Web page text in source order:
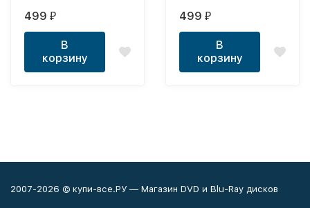
499 ₽
В
корзину
499 ₽
В
корзину
2007-2026 © купи-все.РУ — Магазин DVD и Blu-Ray дисков